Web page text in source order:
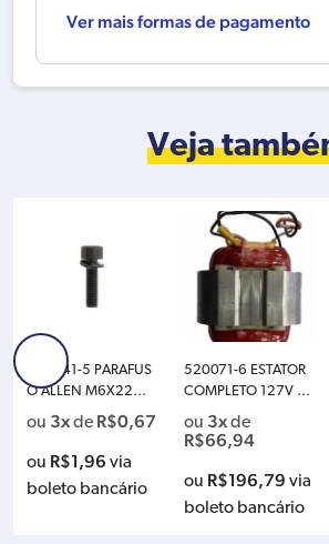
Ver mais formas de pagamento
Veja
265541-5 PARAFUS
O ALLEN M6X22MM
ou 3xde R$0,67
ou R$1,96 via
boleto bancário
520071-6 ESTATOR
COMPLETO 127V M
526156-6
ou 3xde
R$66,94
ou R$196,79 via
boleto bancário